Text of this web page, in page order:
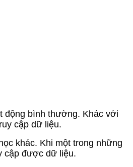
động bình thường. Khác với
cập dữ liệu.
khác. Khi một trong những
cập được dữ liệu.